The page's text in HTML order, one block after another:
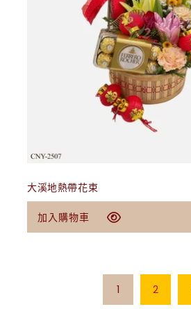
大溪地熱帶花束
定
價
$79.00 USD
加入購物車
1 2